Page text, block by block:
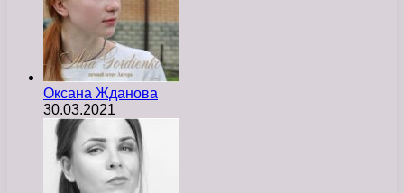
Оксана Жданова
30.03.2021